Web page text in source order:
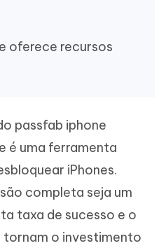
oferece recursos
passfab iphone
é uma ferramenta
iPhones.
completa seja um
taxa de sucesso e o
o investimento